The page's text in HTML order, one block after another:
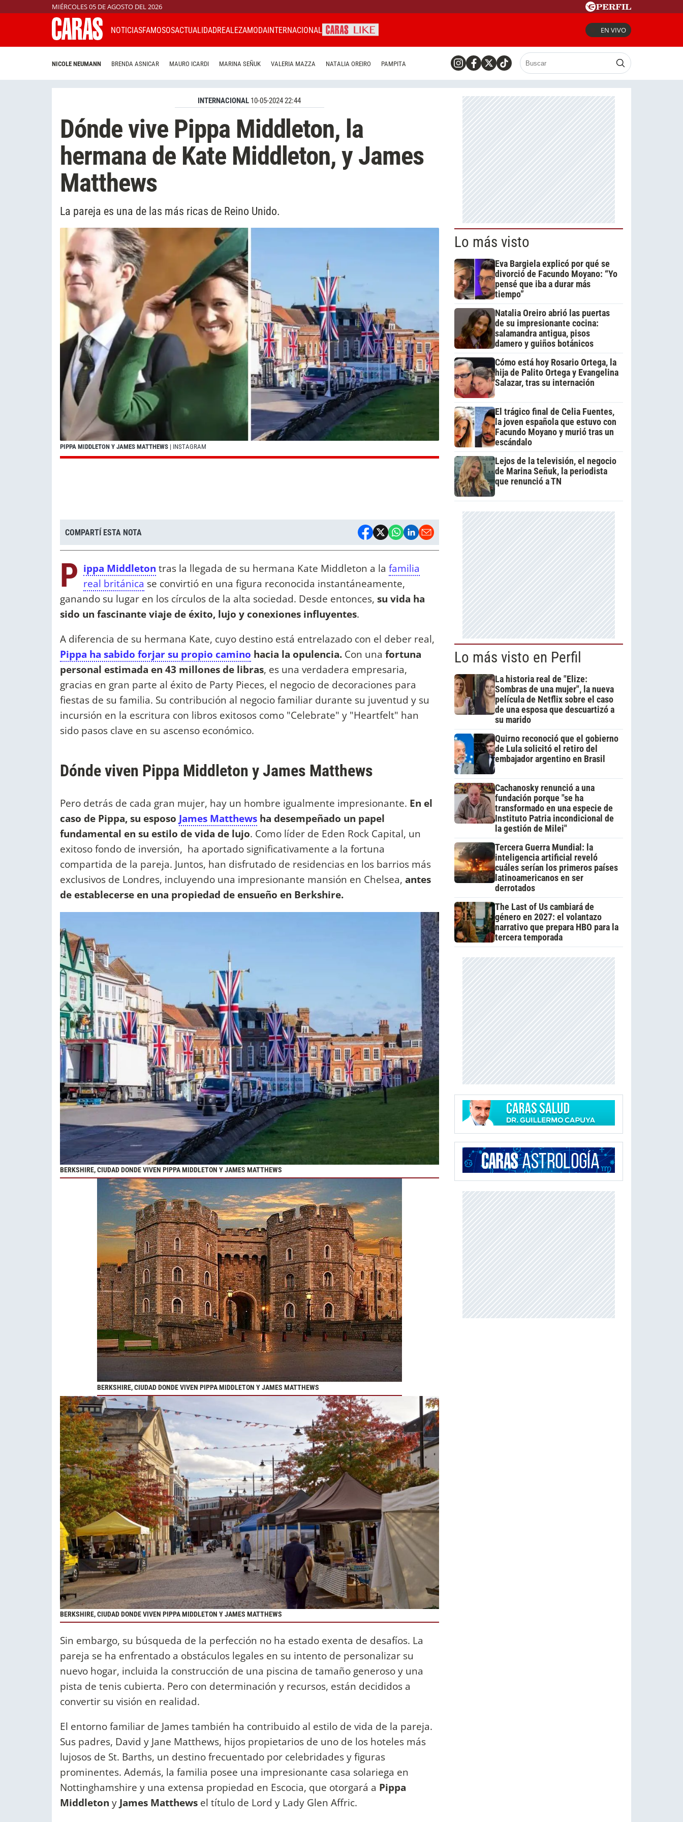
MIÉRCOLES 05 DE AGOSTO DEL 2026
NOTICIASFAMOSOSACTUALIDADREALEZAMODAINTERNACIONAL EN VIVO
NICOLE NEUMANN BRENDA ASNICAR MAURO ICARDI MARINA SEÑUK VALERIA MAZZA NATALIA OREIRO PAMPITA
INTERNACIONAL 10-05-2024 22:44
Dónde vive Pippa Middleton, la
hermana de Kate Middleton, y James
Matthews
La pareja es una de las más ricas de Reino Unido.
PIPPA MIDDLETON Y JAMES MATTHEWS | INSTAGRAM
COMPARTÍ ESTA NOTA
P ippa Middleton tras la llegada de su hermana Kate Middleton a la familia
real británica se convirtió en una figura reconocida instantáneamente,
ganando su lugar en los círculos de la alta sociedad. Desde entonces, su vida ha
sido un fascinante viaje de éxito, lujo y conexiones influyentes.
A diferencia de su hermana Kate, cuyo destino está entrelazado con el deber real,
Pippa ha sabido forjar su propio camino hacia la opulencia. Con una fortuna
personal estimada en 43 millones de libras, es una verdadera empresaria,
gracias en gran parte al éxito de Party Pieces, el negocio de decoraciones para
fiestas de su familia. Su contribución al negocio familiar durante su juventud y su
incursión en la escritura con libros exitosos como "Celebrate" y "Heartfelt" han
sido pasos clave en su ascenso económico.
Dónde viven Pippa Middleton y James Matthews
Pero detrás de cada gran mujer, hay un hombre igualmente impresionante. En el
caso de Pippa, su esposo James Matthews ha desempeñado un papel
fundamental en su estilo de vida de lujo. Como líder de Eden Rock Capital, un
exitoso fondo de inversión, ha aportado significativamente a la fortuna
compartida de la pareja. Juntos, han disfrutado de residencias en los barrios más
exclusivos de Londres, incluyendo una impresionante mansión en Chelsea, antes
de establecerse en una propiedad de ensueño en Berkshire.
BERKSHIRE, CIUDAD DONDE VIVEN PIPPA MIDDLETON Y JAMES MATTHEWS
BERKSHIRE, CIUDAD DONDE VIVEN PIPPA MIDDLETON Y JAMES MATTHEWS
BERKSHIRE, CIUDAD DONDE VIVEN PIPPA MIDDLETON Y JAMES MATTHEWS
Sin embargo, su búsqueda de la perfección no ha estado exenta de desafíos. La
pareja se ha enfrentado a obstáculos legales en su intento de personalizar su
nuevo hogar, incluida la construcción de una piscina de tamaño generoso y una
pista de tenis cubierta. Pero con determinación y recursos, están decididos a
convertir su visión en realidad.
El entorno familiar de James también ha contribuido al estilo de vida de la pareja.
Sus padres, David y Jane Matthews, hijos propietarios de uno de los hoteles más
lujosos de St. Barths, un destino frecuentado por celebridades y figuras
prominentes. Además, la familia posee una impresionante casa solariega en
Nottinghamshire y una extensa propiedad en Escocia, que otorgará a Pippa
Middleton y James Matthews el título de Lord y Lady Glen Affric.
Lo más visto
Eva Bargiela explicó por qué se
divorció de Facundo Moyano: “Yo
pensé que iba a durar más
tiempo”
Natalia Oreiro abrió las puertas
de su impresionante cocina:
salamandra antigua, pisos
damero y guiños botánicos
Cómo está hoy Rosario Ortega, la
hija de Palito Ortega y Evangelina
Salazar, tras su internación
El trágico final de Celia Fuentes,
la joven española que estuvo con
Facundo Moyano y murió tras un
escándalo
Lejos de la televisión, el negocio
de Marina Señuk, la periodista
que renunció a TN
Lo más visto en Perfil
La historia real de "Elize:
Sombras de una mujer", la nueva
película de Netflix sobre el caso
de una esposa que descuartizó a
su marido
Quirno reconoció que el gobierno
de Lula solicitó el retiro del
embajador argentino en Brasil
Cachanosky renunció a una
fundación porque "se ha
transformado en una especie de
Instituto Patria incondicional de
la gestión de Milei"
Tercera Guerra Mundial: la
inteligencia artificial reveló
cuáles serían los primeros países
latinoamericanos en ser
derrotados
The Last of Us cambiará de
género en 2027: el volantazo
narrativo que prepara HBO para la
tercera temporada